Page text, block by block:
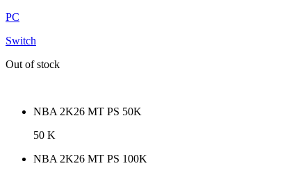
PC
Switch
Out of stock
NBA 2K26 MT PS 50K
50 K
NBA 2K26 MT PS 100K